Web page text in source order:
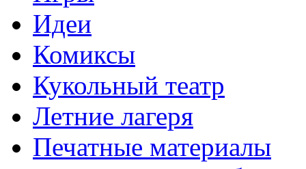
Идеи
Комиксы
Кукольный театр
Летние лагеря
Печатные материалы